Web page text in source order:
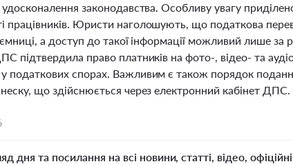
удосконалення законодавства. Особливу увагу
працівників. Юристи наголошують, що податкова
а доступ до такої інформації можливий лише за
підтвердила право платників на фото-, відео- та
податкових спорах. Важливим є також порядок
що здійснюється через електронний кабінет ДПС.
дня та посилання на всі новини, статті, відео,